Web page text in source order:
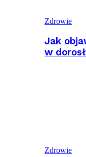
Zdrowie
Jak
w
Zdrowie